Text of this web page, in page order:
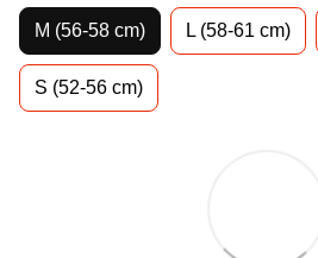
M (56-58 cm) L (58-61 cm)
S (52-56 cm)